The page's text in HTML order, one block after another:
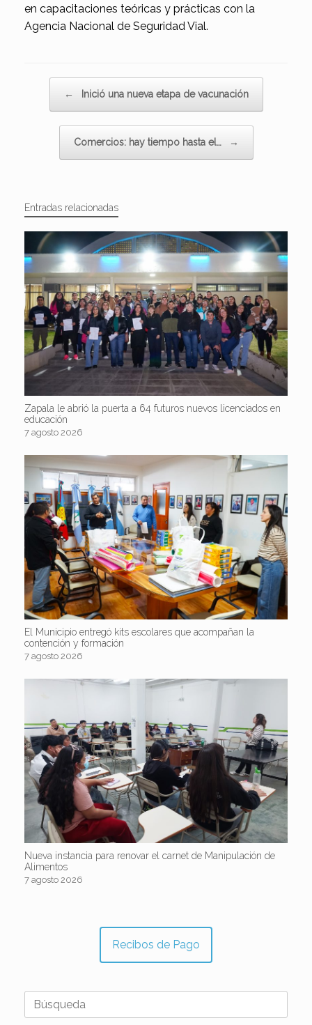
en capacitaciones teóricas y prácticas con la
Agencia Nacional de Seguridad Vial.
← Inició una nueva etapa de vacunación
Comercios: hay tiempo hasta el… →
Entradas relacionadas
Zapala le abrió la puerta a 64 futuros nuevos licenciados en
educación
7 agosto 2026
El Municipio entregó kits escolares que acompañan la
contención y formación
7 agosto 2026
Nueva instancia para renovar el carnet de Manipulación de
Alimentos
7 agosto 2026
Recibos de Pago
Buscar: